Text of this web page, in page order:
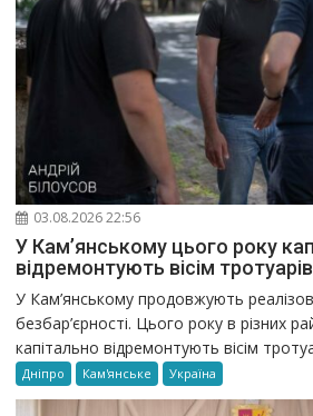
03.08.2026 22:56
У Кам’янському цього року
відремонтують вісім тротуарів
У Кам’янському продовжують
безбар’єрності. Цього року в різних
капітально відремонтують вісім
Дніпро Кам'янське Україна